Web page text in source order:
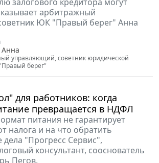
ADVOLAW Антон Пуляев.
партнер ADVOLAW